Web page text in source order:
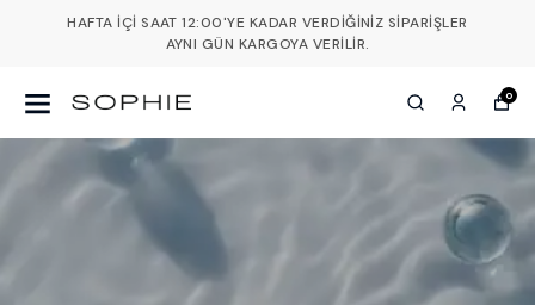
HAFTA İÇI SAAT 12:00'YE KADAR VERDIĞINIZ SIPARIŞLER
AYNI GÜN KARGOYA VERILIR.
0